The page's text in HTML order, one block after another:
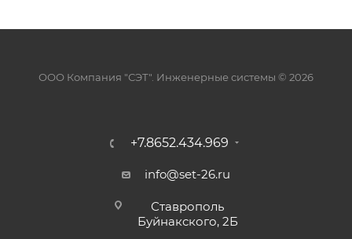
ООО Компания "СЭТ". Инженерные системы © 2026
+7.8652.434.969
info@set-26.ru
Ставрополь
Буйнакского, 2Б